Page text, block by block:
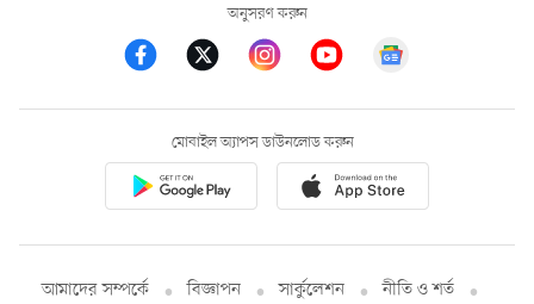
অনুসরণ করুন
মোবাইল অ্যাপস ডাউনলোড করুন
আমাদের সম্পর্কে বিজ্ঞাপন সার্কুলেশন
নীতি ও শর্ত